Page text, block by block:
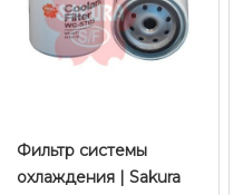
Фильтр системы
охлаждения | Sakura